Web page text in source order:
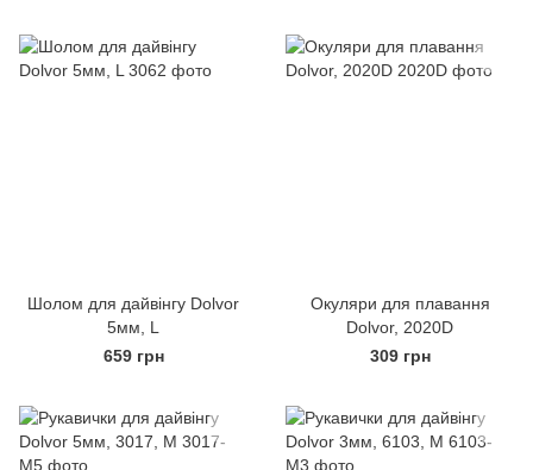
Шолом для дайвінгу Dolvor
5мм, L
659 грн
Окуляри для плавання
Dolvor, 2020D
309 грн